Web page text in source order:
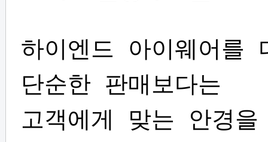
하이엔드 아이웨어를
단순한 판매보다는
고객에게 맞는 안경